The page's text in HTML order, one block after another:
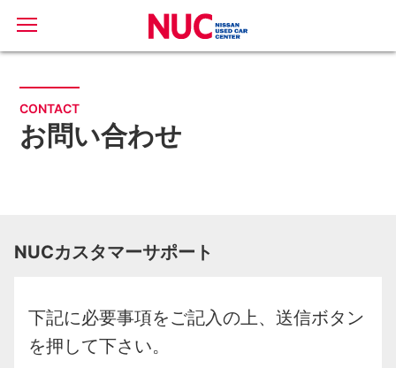
CONTACT
お問い合わせ
NUCカスタマーサポート
下記に必要事項をご記入の上、送信ボタン
を押して下さい。